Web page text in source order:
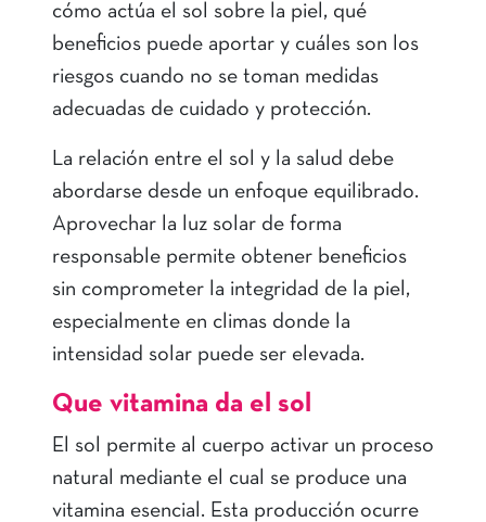
cómo actúa el sol sobre la piel, qué
beneficios puede aportar y cuáles son los
riesgos cuando no se toman medidas
adecuadas de cuidado y protección.
La relación entre el sol y la salud debe
abordarse desde un enfoque equilibrado.
Aprovechar la luz solar de forma
responsable permite obtener beneficios
sin comprometer la integridad de la piel,
especialmente en climas donde la
intensidad solar puede ser elevada.
Que vitamina da el sol
El sol permite al cuerpo activar un proceso
natural mediante el cual se produce una
vitamina esencial. Esta producción ocurre